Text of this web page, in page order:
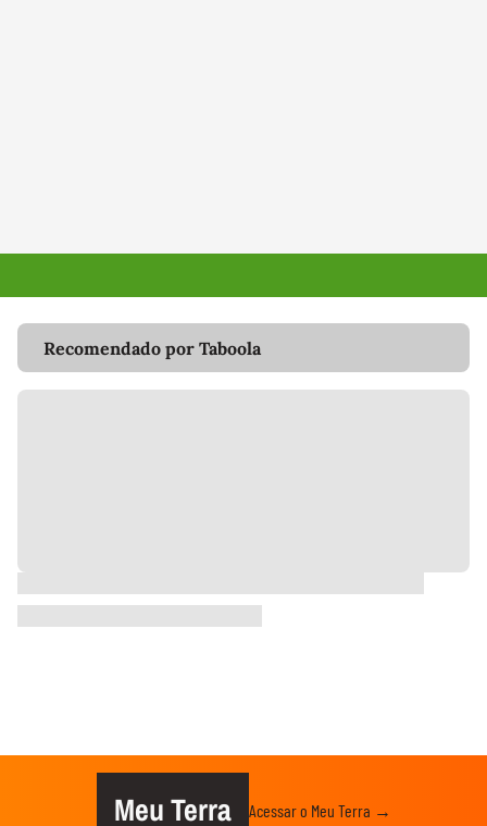
Recomendado por Taboola
Meu Terra Acessar o Meu Terra →